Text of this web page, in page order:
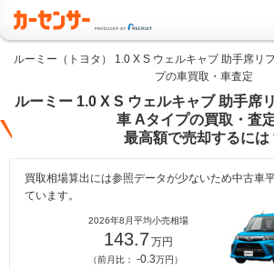
ルーミー（トヨタ） 1.0 X S ウェルキャブ 助手席リ
プの車買取・車査定
ルーミー 1.0 X S ウェルキャブ 助手席
車 Aタイプの買取・査定
最高額で売却するには
買取相場算出には参照データが少ないため中古車
ています。
2026年8月平均小売相場
143.7万円
（前月比： -0.3万円）